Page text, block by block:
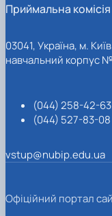
Приймальна комісія
03041, Україна, м.
навчальний корпус
(044) 258-42-63
(044) 527-83-08
vstup@nubip.edu.ua
Офіційний портал